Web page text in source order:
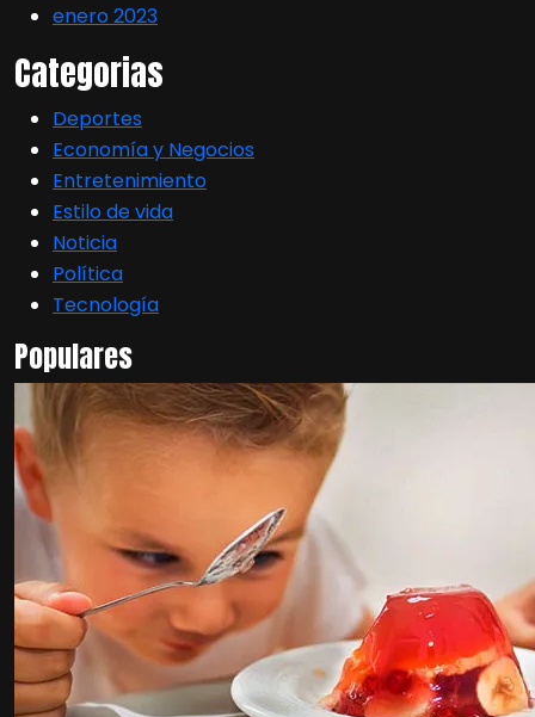
enero 2023
Categorias
Deportes
Economía y Negocios
Entretenimiento
Estilo de vida
Noticia
Política
Tecnología
Populares